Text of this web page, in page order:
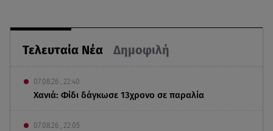
Τελευταία Νέα Δημοφιλή
07.08.26 , 22:40
Χανιά: Φίδι δάγκωσε 13χρονο σε παραλία
07.08.26 , 22:05